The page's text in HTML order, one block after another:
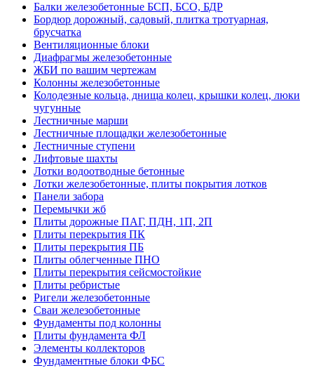
Балки железобетонные БСП, БСО, БДР
Бордюр дорожный, садовый, плитка тротуарная,
брусчатка
Вентиляционные блоки
Диафрагмы железобетонные
ЖБИ по вашим чертежам
Колонны железобетонные
Колодезные кольца, днища колец, крышки колец, люки
чугунные
Лестничные марши
Лестничные площадки железобетонные
Лестничные ступени
Лифтовые шахты
Лотки водоотводные бетонные
Лотки железобетонные, плиты покрытия лотков
Панели забора
Перемычки жб
Плиты дорожные ПАГ, ПДН, 1П, 2П
Плиты перекрытия ПК
Плиты перекрытия ПБ
Плиты облегченные ПНО
Плиты перекрытия сейсмостойкие
Плиты ребристые
Ригели железобетонные
Сваи железобетонные
Фундаменты под колонны
Плиты фундамента ФЛ
Элементы коллекторов
Фундаментные блоки ФБС